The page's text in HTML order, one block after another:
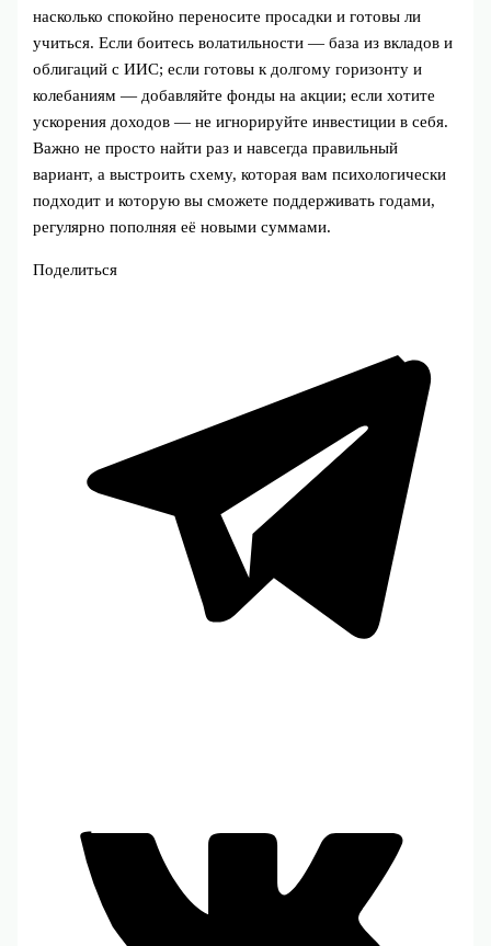
насколько спокойно переносите просадки и готовы ли
учиться. Если боитесь волатильности — база из вкладов и
облигаций с ИИС; если готовы к долгому горизонту и
колебаниям — добавляйте фонды на акции; если хотите
ускорения доходов — не игнорируйте инвестиции в себя.
Важно не просто найти раз и навсегда правильный
вариант, а выстроить схему, которая вам психологически
подходит и которую вы сможете поддерживать годами,
регулярно пополняя её новыми суммами.
Поделиться